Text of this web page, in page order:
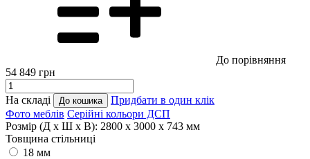
До порівняння
54 849 грн
На складі До кошика
Придбати в один клік
Фото меблів Серійні кольори ДСП
Розмір (Д x Ш x В): 2800 x 3000 x 743 мм
Товщина стільниці
18 мм